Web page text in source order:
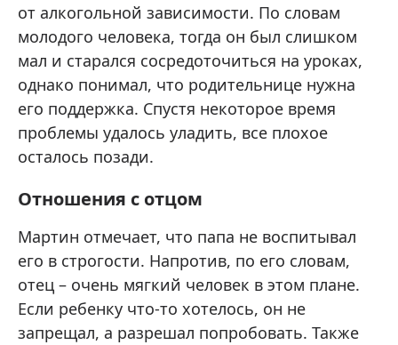
от алкогольной зависимости. По словам
молодого человека, тогда он был слишком
мал и старался сосредоточиться на уроках,
однако понимал, что родительнице нужна
его поддержка. Спустя некоторое время
проблемы удалось уладить, все плохое
осталось позади.
Отношения с отцом
Мартин отмечает, что папа не воспитывал
его в строгости. Напротив, по его словам,
отец – очень мягкий человек в этом плане.
Если ребенку что-то хотелось, он не
запрещал, а разрешал попробовать. Также